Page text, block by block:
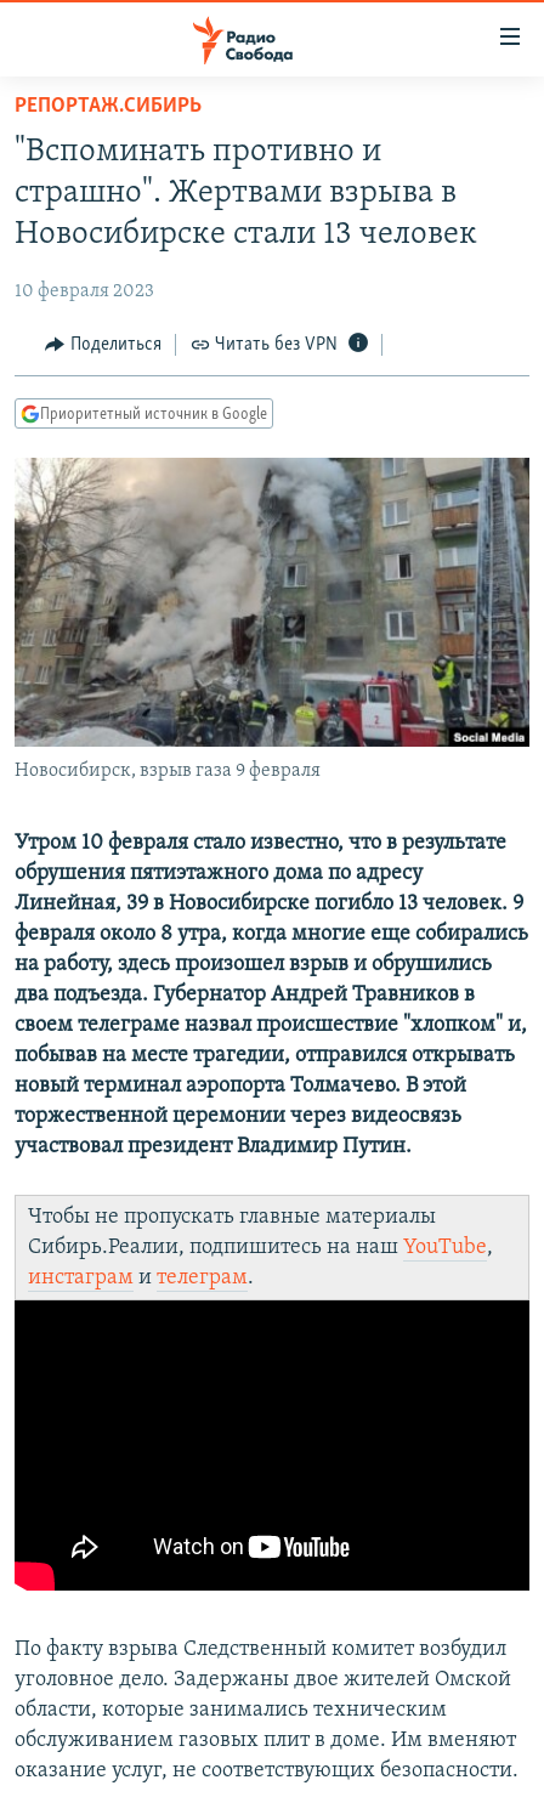
упрощенного
доступа
основному
Вернутся
Вернутся
поиску
ПРОГРАММЫ
АВТОРСКИЕ ПРОЕКТЫ
МНЕНИЯ
КУЛЬТУРА
КАВКАЗ.РЕАЛИИ
СЕВЕР.РЕАЛИИ
СИБИРЬ.РЕАЛИИ
РАСПИСАНИЕ ВЕЩАНИЯ
ПОДПИШИТЕСЬ НА РАССЫЛКУ
СОЦИАЛЬНЫЕ СЕТИ
Все сайты РСЕ/РС
РЕПОРТАЖ.СИБИРЬ
"Вспоминать противно и
страшно". Жертвами взрыва в
Новосибирске стали 13 человек
10 февраля 2023
Поделиться Читать без VPN
Приоритетный источник в Google
Новосибирск, взрыв газа 9 февраля
Утром 10 февраля стало известно, что в результате
обрушения пятиэтажного дома по адресу
Линейная, 39 в Новосибирске погибло 13 человек. 9
февраля около 8 утра, когда многие еще собирались
на работу, здесь произошел взрыв и обрушились
два подъезда. Губернатор Андрей Травников в
своем телеграме назвал происшествие "хлопком" и,
побывав на месте трагедии, отправился открывать
новый терминал аэропорта Толмачево. В этой
торжественной церемонии через видеосвязь
участвовал президент Владимир Путин.
Чтобы не пропускать главные материалы
Сибирь.Реалии, подпишитесь на наш YouТube,
инстаграм и телеграм.
По факту взрыва Следственный комитет возбудил
уголовное дело. Задержаны двое жителей Омской
области, которые занимались техническим
обслуживанием газовых плит в доме. Им вменяют
оказание услуг, не соответствующих безопасности.